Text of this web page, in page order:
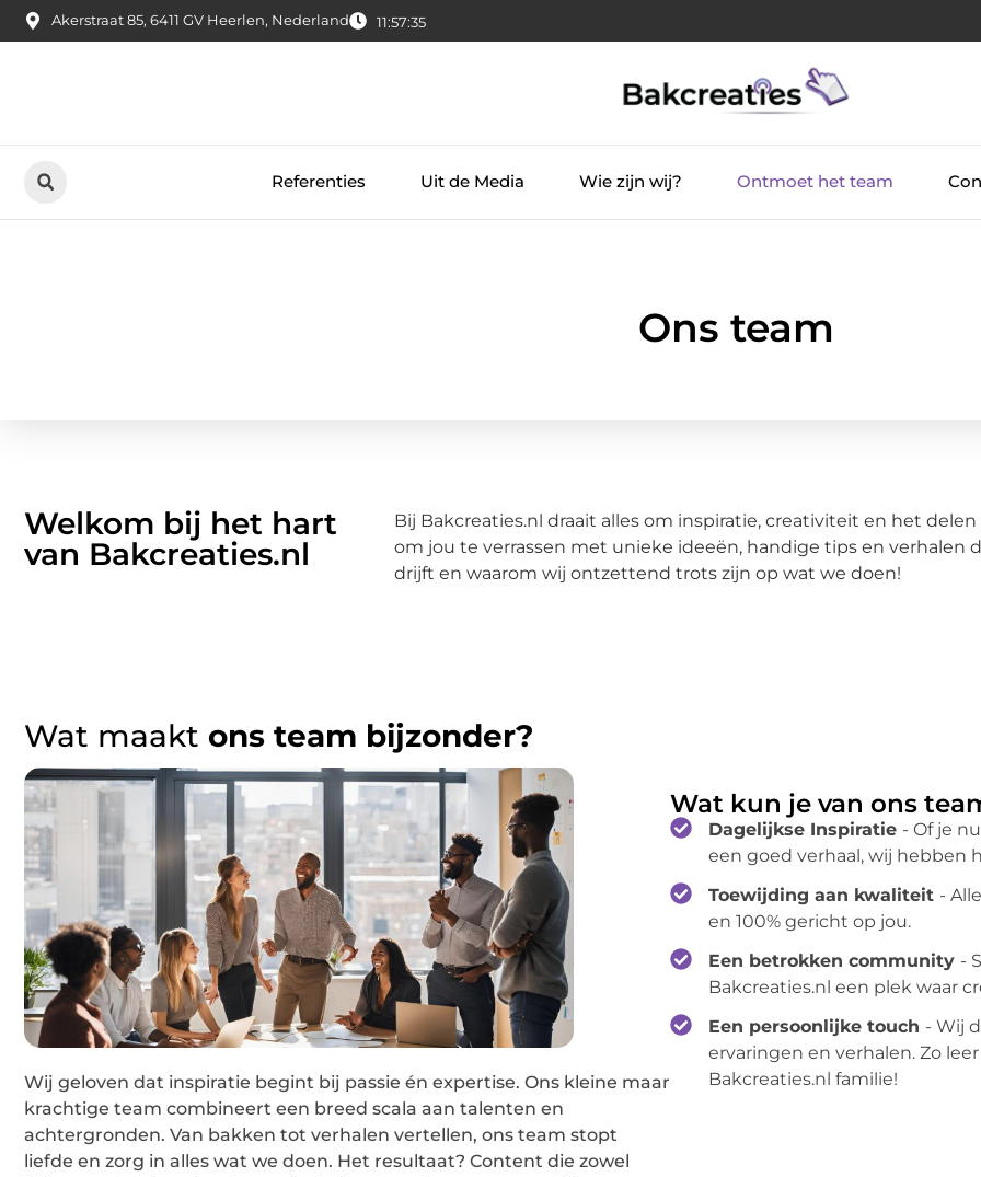
Akerstraat 85, 6411 GV Heerlen, Nederland 11:57:36
Referenties Uit de Media Wie zijn wij? Ontmoet het team
Ons team
Welkom bij het hart
van Bakcreaties.nl
Bij Bakcreaties.nl draait alles om inspiratie, creativiteit en het
om jou te verrassen met unieke ideeën, handige tips en verhalen
drijft en waarom wij ontzettend trots zijn op wat we doen!
Wat maakt ons team bijzonder?
Wij geloven dat inspiratie begint bij passie én expertise. Ons kleine maar
krachtige team combineert een breed scala aan talenten en
achtergronden. Van bakken tot verhalen vertellen, ons team stopt
liefde en zorg in alles wat we doen. Het resultaat? Content die zowel
Wat kun je van ons
Dagelijkse Inspiratie - Of je
een goed verhaal, wij hebben
Toewijding aan kwaliteit -
en 100% gericht op jou.
Een betrokken community -
Bakcreaties.nl een plek waar
Een persoonlijke touch - Wij
ervaringen en verhalen. Zo
Bakcreaties.nl familie!